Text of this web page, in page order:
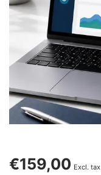
€159,00 Excl. tax